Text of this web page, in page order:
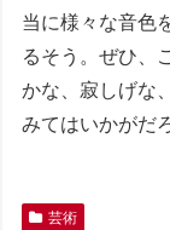
当に様々な音色
るそう。ぜひ、
かな、寂しげな
みてはいかがだ
芸術